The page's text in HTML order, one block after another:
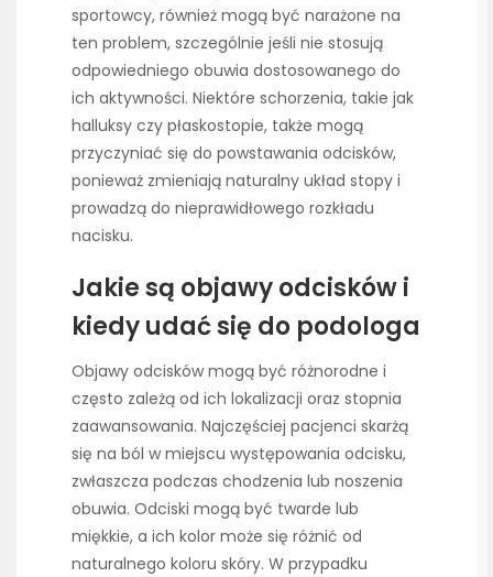
sportowcy, również mogą być narażone na
ten problem, szczególnie jeśli nie stosują
odpowiedniego obuwia dostosowanego do
ich aktywności. Niektóre schorzenia, takie jak
halluksy czy płaskostopie, także mogą
przyczyniać się do powstawania odcisków,
ponieważ zmieniają naturalny układ stopy i
prowadzą do nieprawidłowego rozkładu
nacisku.
Jakie są objawy odcisków i
kiedy udać się do podologa
Objawy odcisków mogą być różnorodne i
często zależą od ich lokalizacji oraz stopnia
zaawansowania. Najczęściej pacjenci skarżą
się na ból w miejscu występowania odcisku,
zwłaszcza podczas chodzenia lub noszenia
obuwia. Odciski mogą być twarde lub
miękkie, a ich kolor może się różnić od
naturalnego koloru skóry. W przypadku